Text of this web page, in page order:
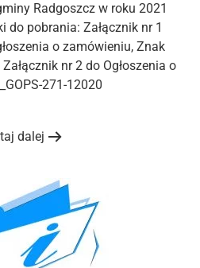
Radgoszcz w roku 2021
do pobrania: Załącznik nr 1
o zamówieniu, Znak
nr 2 do Ogłoszenia o
271-12020
dalej